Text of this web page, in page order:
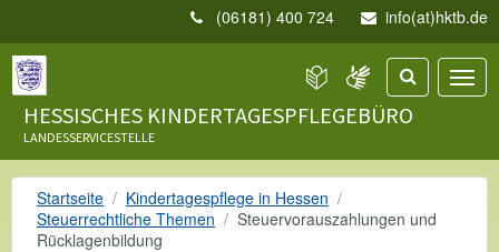
(06181) 400 724 info(at)hktb.de
HESSISCHES KINDERTAGESPFLEGEBÜRO
LANDESSERVICESTELLE
Startseite
Kindertagespflege in Hessen
Steuerrechtliche Themen
Steuervorauszahlungen und
Rücklagenbildung